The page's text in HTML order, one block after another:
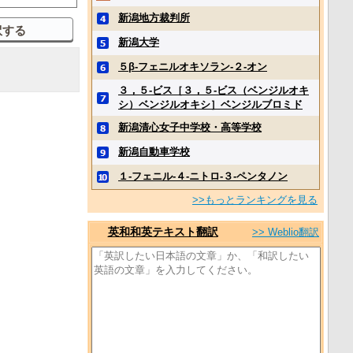
新潟地方裁判所
新潟大学
５β‐フェニルオキソラン‐２‐オン
３，５‐ビス［３，５‐ビス（ベンジルオキ
シ）ベンジルオキシ］ベンジルブロミド
新潟清心女子中学校・高等学校
新潟自動車学校
１‐フェニル‐４‐ニトロ‐３‐ペンタノン
>>もっとランキングを見る
英和和英テキスト翻訳 >> Weblio翻訳